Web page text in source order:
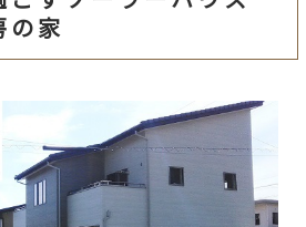
の家